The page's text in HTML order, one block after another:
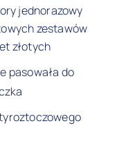
jednorazowy
zestawów
złotych
pasowała do